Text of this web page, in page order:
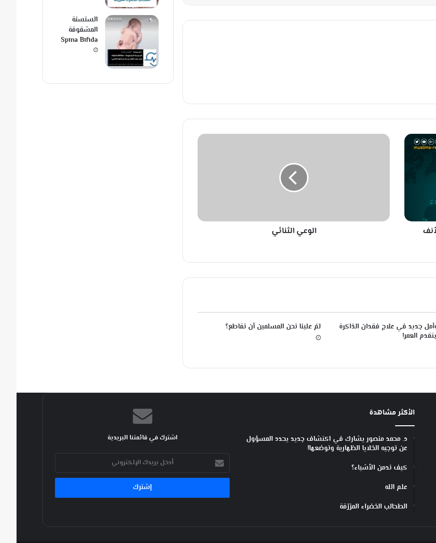
ا
ن
الوعي الثنائي
جديد في علاج فقدان الذاكرة
العمر!
لمَ علينا نحن المسلمين أن نقاطع؟
السنسنة
المشقوقة
Spina Bifida
الأكثر مشاهدة
د. محمد منصور يشارك في اكتشاف جديد يحدد المسؤول
عن توجيه الخلايا الظهارية وتوضعها!
كيف ندمن الأشياء؟
علم الله
الطحالب الخضراء المزرّقة
اشترك في قائمتنا البريدية
أدخل
بريدك
الإلكتروني